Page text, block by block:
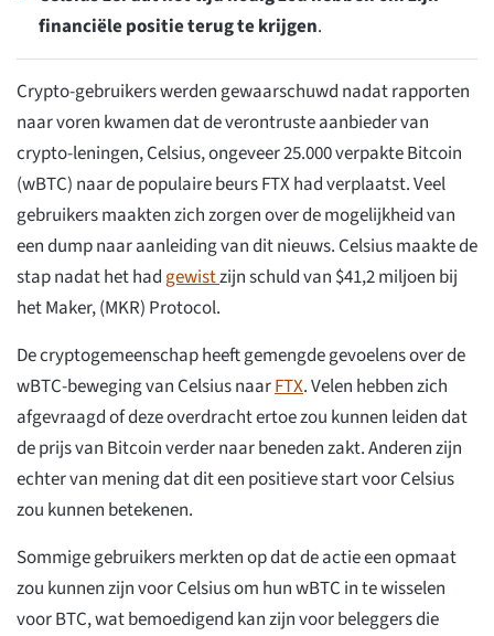
financiële positie terug te krijgen.
Crypto-gebruikers werden gewaarschuwd nadat rapporten
naar voren kwamen dat de verontruste aanbieder van
crypto-leningen, Celsius, ongeveer 25.000 verpakte Bitcoin
(wBTC) naar de populaire beurs FTX had verplaatst. Veel
gebruikers maakten zich zorgen over de mogelijkheid van
een dump naar aanleiding van dit nieuws. Celsius maakte de
stap nadat het hadgewistzijn schuld van $41,2 miljoen bij
het Maker, (MKR) Protocol.
De cryptogemeenschap heeft gemengde gevoelens over de
wBTC-beweging van Celsius naarFTX. Velen hebben zich
afgevraagd of deze overdracht ertoe zou kunnen leiden dat
de prijs van Bitcoin verder naar beneden zakt. Anderen zijn
echter van mening dat dit een positieve start voor Celsius
zou kunnen betekenen.
Sommige gebruikers merkten op dat de actie een opmaat
zou kunnen zijn voor Celsius om hun wBTC in te wisselen
voor BTC, wat bemoedigend kan zijn voor beleggers die